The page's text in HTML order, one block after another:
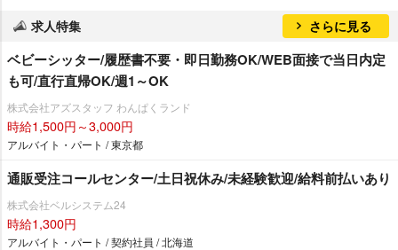
求人特集 さらに見る
ベビーシッター/履歴書不要・即日勤務OK/WEB面接で当日内定
も可/直行直帰OK/週1～OK
株式会社アズスタッフ わんぱくランド
時給1,500円～3,000円
アルバイト・パート / 東京都
通販受注コールセンター/土日祝休み/未経験歓迎/給料前払いあり
株式会社ベルシステム24
時給1,300円
アルバイト・パート / 契約社員 / 北海道